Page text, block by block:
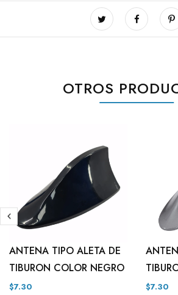
OTROS
ANTENA TIPO ALETA DE
TIBURON COLOR NEGRO
$7.30 $7.30